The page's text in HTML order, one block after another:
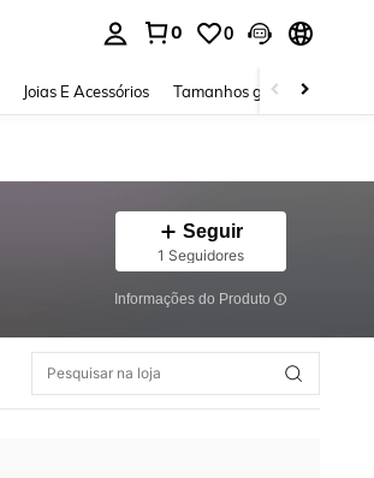
0 0
Joias E Acessórios Tamanhos grandes
Seguir
1 Seguidores
Informações do Produto